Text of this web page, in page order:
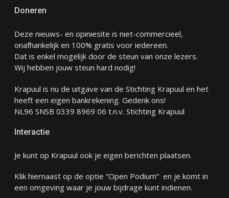
Doneren
Deze nieuws- en opiniesite is niet-commercieel,
onafhankelijk en 100% gratis voor iedereen.
Dat is enkel mogelijk door de steun van onze lezers.
Wij hebben jouw steun hard nodig!
Krapuul is nu de uitgave van de Stichting Krapuul en het
heeft een eigen bankrekening. Gedenk ons!
NL96 SNSB 0339 8969 06 t.n.v. Stichting Krapuul
Interactie
Je kunt op Krapuul ook je eigen berichten plaatsen.
Klik hiernaast op de optie “Open Podium” en je komt in
een omgeving waar je jouw bijdrage kunt indienen.